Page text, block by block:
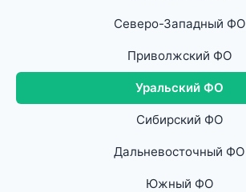
Северо-Западный ФО
Приволжский ФО
Уральский ФО
Сибирский ФО
Дальневосточный ФО
Южный ФО